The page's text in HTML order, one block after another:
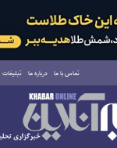
تماس با ما درباره ما تبلیغات
مرداد ۱۴۰۵